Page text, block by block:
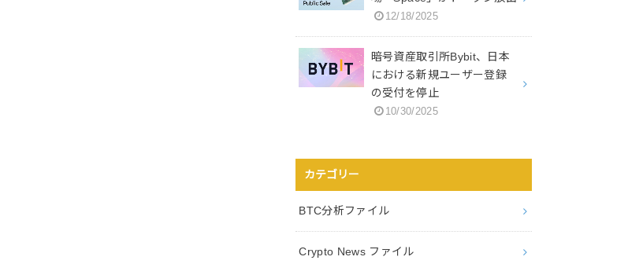
12/18/2025
暗号資産取引所Bybit、日本
における新規ユーザー登録
の受付を停止
10/30/2025
カテゴリー
BTC分析ファイル
Crypto News ファイル